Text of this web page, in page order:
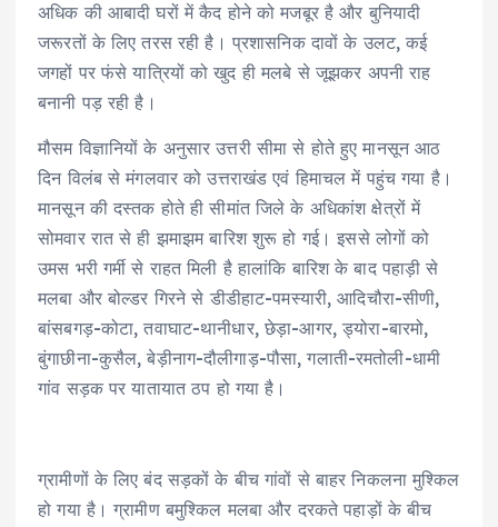
अधिक की आबादी घरों में कैद होने को मजबूर है और बुनियादी
जरूरतों के लिए तरस रही है। प्रशासनिक दावों के उलट, कई
जगहों पर फंसे यात्रियों को खुद ही मलबे से जूझकर अपनी राह
बनानी पड़ रही है।
मौसम विज्ञानियों के अनुसार उत्तरी सीमा से होते हुए मानसून आठ
दिन विलंब से मंगलवार को उत्तराखंड एवं हिमाचल में पहुंच गया है।
मानसून की दस्तक होते ही सीमांत जिले के अधिकांश क्षेत्रों में
सोमवार रात से ही झमाझम बारिश शुरू हो गई। इससे लोगों को
उमस भरी गर्मी से राहत मिली है हालांकि बारिश के बाद पहाड़ी से
मलबा और बोल्डर गिरने से डीडीहाट-पमस्यारी, आदिचौरा-सीणी,
बांसबगड़-कोटा, तवाघाट-थानीधार, छेड़ा-आगर, ड्योरा-बारमो,
बुंगाछीना-कुसैल, बेड़ीनाग-दौलीगाड़-पौसा, गलाती-रमतोली-धामी
गांव सड़क पर यातायात ठप हो गया है।
ग्रामीणों के लिए बंद सड़कों के बीच गांवों से बाहर निकलना मुश्किल
हो गया है। ग्रामीण बमुश्किल मलबा और दरकते पहाड़ों के बीच